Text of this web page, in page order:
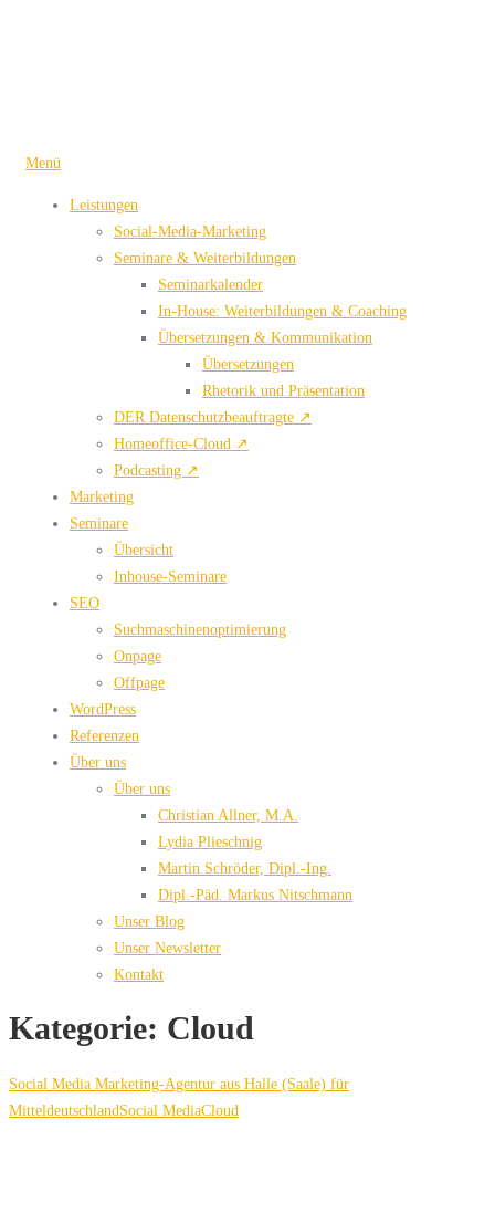
Menü
Leistungen
Social-Media-Marketing
Seminare & Weiterbildungen
Seminarkalender
In-House: Weiterbildungen & Coaching
Übersetzungen & Kommunikation
Übersetzungen
Rhetorik und Präsentation
DER Datenschutzbeauftragte ↗
Homeoffice-Cloud ↗
Podcasting ↗
Marketing
Seminare
Übersicht
Inhouse-Seminare
SEO
Suchmaschinenoptimierung
Onpage
Offpage
WordPress
Referenzen
Über uns
Über uns
Christian Allner, M.A.
Lydia Plieschnig
Martin Schröder, Dipl.-Ing.
Dipl.-Päd. Markus Nitschmann
Unser Blog
Unser Newsletter
Kontakt
Kategorie: Cloud
Social Media Marketing-Agentur aus Halle (Saale) für
MitteldeutschlandSocial MediaCloud